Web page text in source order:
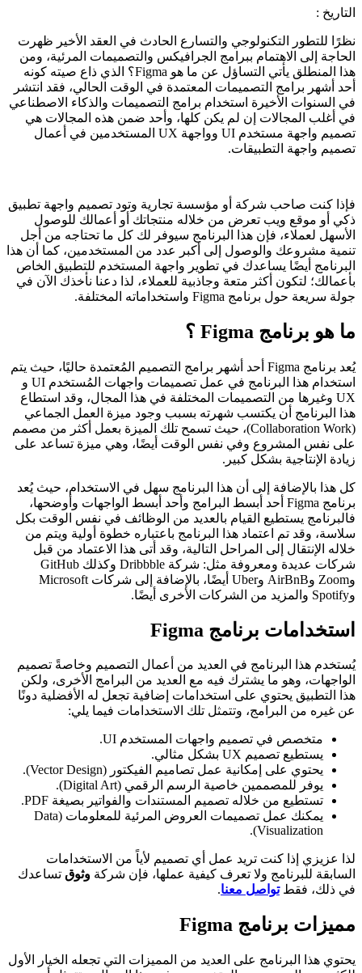
التاريخ :
نظرًا للتطور التكنولوجي والتسارع الحادث في العقد الأخير ظهرت
الحاجة إلى الاهتمام ببرامج الجرافيكس والتصميمات المرئية، ومن
هذا المنطلق يأتي التساؤل عن ما هو Figma؟ الذي ذاع صيته كونه
أحد أشهر برامج التصميمات المعتمدة في الوقت الحالي، فقد انتشر
في السنوات الأخيرة استخدام برامج التصميمات والذكاء الاصطناعي
في أغلب المجالات إن لم يكن كلها، وأحد ضمن هذه المجالات هي
تصميم واجهة مستخدم UI وواجهة UX المستخدمين في أعمال
تصميم واجهة التطبيقات.
فإذا كنت صاحب شركة أو مؤسسة تجارية وتود تصميم واجهة تطبيق
ذكي أو موقع ويب تعرض من خلاله منتجاتك أو أعمالك للوصول
الأسهل لعملاء، فإن هذا البرنامج سيوفر لك كل ما تحتاجه من أجل
تنمية مشروعك والوصول إلى أكبر عدد من المستخدمين، كما أن هذا
البرنامج أيضًا يساعدك في تطوير واجهة المستخدم للتطبيق الخاص
بأعمالك؛ لتكون أكثر متعة وجاذبية للعملاء، لذا دعنا نأخذك الآن في
جولة سريعة حول برنامج Figma واستخداماته المختلفة.
ما هو برنامج Figma ؟
يُعد برنامج Figma أحد أشهر برامج التصميم المُعتمدة حاليًا، حيث يتم
استخدام هذا البرنامج في عمل تصميمات واجهات المُستخدم UI و
UX وغيرها من التصميمات المختلفة في هذا المجال، وقد استطاع
هذا البرنامج أن يكتسب شهرته بسبب وجود ميزة العمل الجماعي
(Collaboration Work)، حيث تسمح تلك الميزة بعمل أكثر من مصمم
على نفس المشروع وفي نفس الوقت أيضًا، وهي ميزة تساعد على
زيادة الإنتاجية بشكل كبير.
كل هذا بالإضافة إلى أن هذا البرنامج سهل في الاستخدام، حيث يُعد
برنامج Figma أحد أبسط البرامج وأحد أبسط الواجهات وأوضحها،
فالبرنامج يستطيع القيام بالعديد من الوظائف في نفس الوقت بكل
سلاسة، وقد تم اعتماد هذا البرنامج باعتباره خطوة أولية ويتم من
خلاله الإنتقال إلى المراحل التالية، وقد أتى هذا الاعتماد من قبل
شركات عديدة ومعروفة مثل: شركة Dribbble وكذلك GitHub
وZoom وAirBnB وUber أيضًا، بالإضافة إلى شركات Microsoft
وSpotify والمزيد من الشركات الأخرى أيضًا.
استخدامات برنامج Figma
يُستخدم هذا البرنامج في العديد من أعمال التصميم وخاصةً تصميم
الواجهات، وهو ما يشترك فيه مع العديد من البرامج الأخرى، ولكن
هذا التطبيق يحتوي على استخدامات إضافية تجعل له الأفضلية دونًا
عن غيره من البرامج، وتتمثل تلك الاستخدامات فيما يلي:
متخصص في تصميم واجهات المستخدم UI.
يستطيع تصميم UX بشكل مثالي.
يحتوي على إمكانية عمل تصاميم الفيكتور (Vector Design).
يوفر للمصممين خاصية الرسم الرقمي (Digital Art).
تستطيع من خلاله تصميم المستندات والفواتير بصيغة PDF.
يمكنك عمل تصميمات العروض المرئية للمعلومات (Data
Visualization).
لذا عزيزي إذا كنت تريد عمل أي تصميم لأياً من الاستخدامات
السابقة للبرنامج ولا تعرف كيفية عملها، فإن شركة وثوق تساعدك
في ذلك، فقطتواصل معنا.
مميزات برنامج Figma
يحتوي هذا البرنامج على العديد من المميزات التي تجعله الخيار الأول